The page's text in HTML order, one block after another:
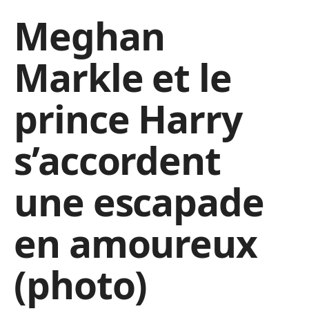
Meghan
Markle et le
prince Harry
s’accordent
une escapade
en amoureux
(photo)